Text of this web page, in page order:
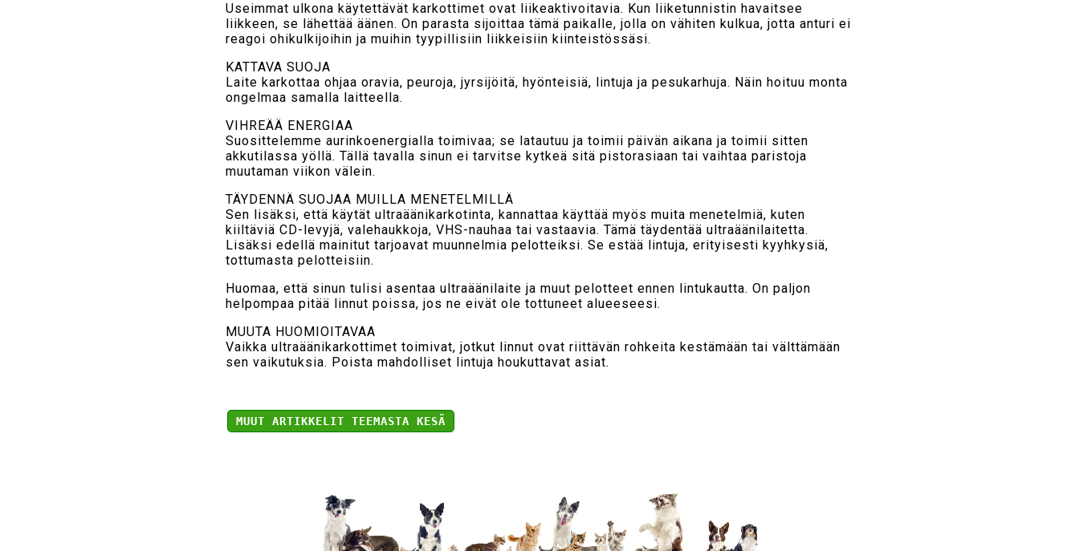
Useimmat ulkona käytettävät karkottimet ovat liikeaktivoitavia. Kun liiketunnistin havaitsee
liikkeen, se lähettää äänen. On parasta sijoittaa tämä paikalle, jolla on vähiten kulkua, jotta anturi ei
reagoi ohikulkijoihin ja muihin tyypillisiin liikkeisiin kiinteistössäsi.
KATTAVA SUOJA
Laite karkottaa ohjaa oravia, peuroja, jyrsijöitä, hyönteisiä, lintuja ja pesukarhuja. Näin hoituu monta
ongelmaa samalla laitteella.
VIHREÄÄ ENERGIAA
Suosittelemme aurinkoenergialla toimivaa; se latautuu ja toimii päivän aikana ja toimii sitten
akkutilassa yöllä. Tällä tavalla sinun ei tarvitse kytkeä sitä pistorasiaan tai vaihtaa paristoja
muutaman viikon välein.
TÄYDENNÄ SUOJAA MUILLA MENETELMILLÄ
Sen lisäksi, että käytät ultraäänikarkotinta, kannattaa käyttää myös muita menetelmiä, kuten
kiiltäviä CD-levyjä, valehaukkoja, VHS-nauhaa tai vastaavia. Tämä täydentää ultraäänilaitetta.
Lisäksi edellä mainitut tarjoavat muunnelmia pelotteiksi. Se estää lintuja, erityisesti kyyhkysiä,
tottumasta pelotteisiin.
Huomaa, että sinun tulisi asentaa ultraäänilaite ja muut pelotteet ennen lintukautta. On paljon
helpompaa pitää linnut poissa, jos ne eivät ole tottuneet alueeseesi.
MUUTA HUOMIOITAVAA
Vaikka ultraäänikarkottimet toimivat, jotkut linnut ovat riittävän rohkeita kestämään tai välttämään
sen vaikutuksia. Poista mahdolliset lintuja houkuttavat asiat.
MUUT ARTIKKELIT TEEMASTA KESÄ